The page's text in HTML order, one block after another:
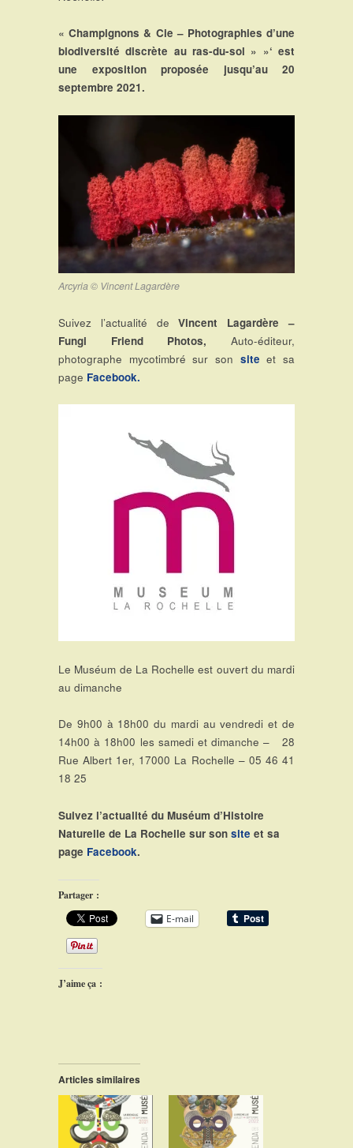
« Champignons & Cie – Photographies d’une
biodiversité discrète au ras-du-sol » »‘ est
une exposition proposée jusqu’au 20
septembre 2021.
Arcyria © Vincent Lagardère
Suivez l’actualité deVincent Lagardère –
Fungi Friend Photos, Auto-éditeur,
photographe mycotimbré sur son site et sa
page Facebook.
Le Muséum de La Rochelle est ouvert du mardi
au dimanche
De 9h00 à 18h00 du mardi au vendredi et de
14h00 à 18h00 les samedi et dimanche – 28
Rue Albert 1er, 17000 La Rochelle – 05 46 41
18 25
Suivez l’actualité du Muséum d’Histoire
Naturelle de La Rochelle sur son site et sa
page Facebook.
Partager :
E-mail
J’aime ça :
Articles similaires